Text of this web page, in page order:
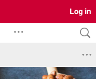
Log in